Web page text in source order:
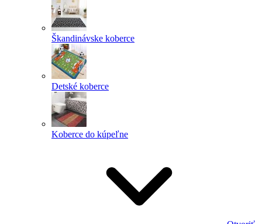
Škandinávske koberce
Detské koberce
Koberce do kúpeľne